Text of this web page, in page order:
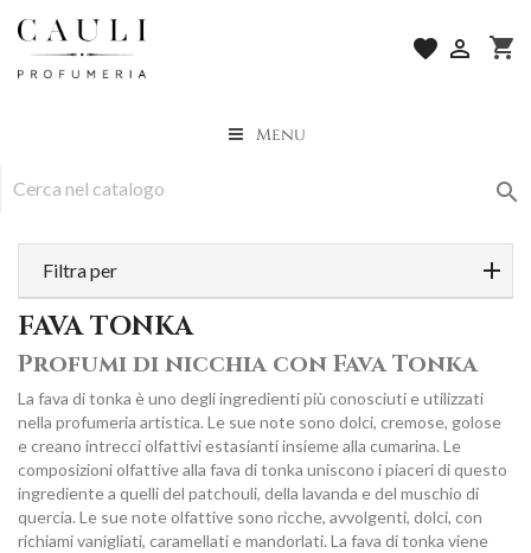
shopping_cart

favorite
Menu

Filtra per
FAVA TONKA
Profumi di nicchia con Fava Tonka
La fava di tonka è uno degli ingredienti più conosciuti e utilizzati
nella profumeria artistica. Le sue note sono dolci, cremose, golose
e creano intrecci olfattivi estasianti insieme alla cumarina. Le
composizioni olfattive alla fava di tonka uniscono i piaceri di questo
ingrediente a quelli del patchouli, della lavanda e del muschio di
quercia. Le sue note olfattive sono ricche, avvolgenti, dolci, con
richiami vanigliati, caramellati e mandorlati. La fava di tonka viene